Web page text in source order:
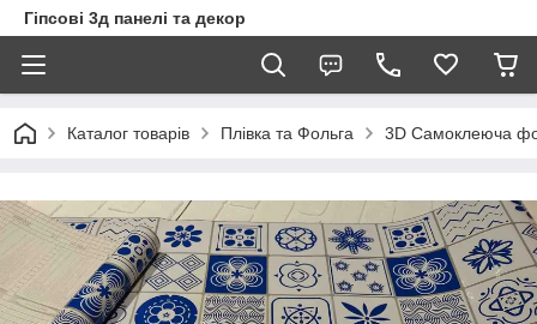
Гіпсові 3д панелі та декор
Каталог товарів Плівка та Фольга 3D Самоклеюча